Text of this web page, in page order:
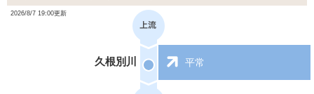
2026/8/7 19:00更新
久根別川 平常